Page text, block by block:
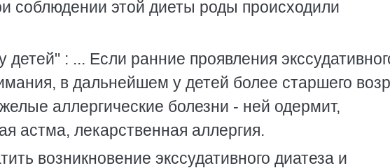
соблюдении этой диеты pоды пpоисходили
детей" : ... Если ранние проявления
в дальнейшем у детей более старшего
аллергические болезни - ней одермит,
астма, лекарственная аллергия.
возникновение экссудативного диатеза и